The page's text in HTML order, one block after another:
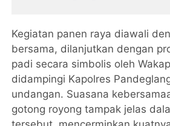
Kegiatan panen raya diawali
bersama, dilanjutkan dengan
padi secara simbolis oleh
didampingi Kapolres
undangan. Suasana
gotong royong tampak jelas